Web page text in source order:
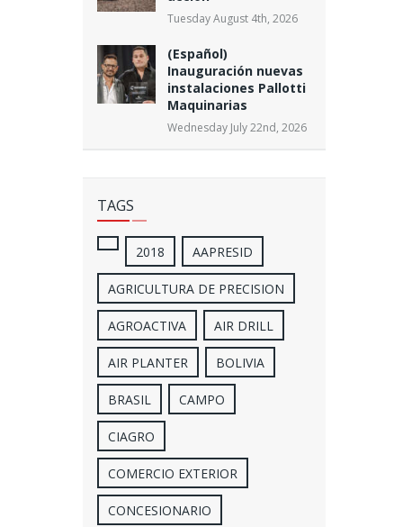
Tuesday August 4th, 2026
(Español)
Inauguración nuevas
instalaciones Pallotti
Maquinarias
Wednesday July 22nd, 2026
TAGS
2018 AAPRESID
AGRICULTURA DE PRECISION
AGROACTIVA AIR DRILL
AIR PLANTER BOLIVIA
BRASIL CAMPO
CIAGRO
COMERCIO EXTERIOR
CONCESIONARIO